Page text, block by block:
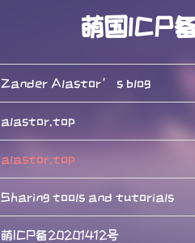
萌国ICP
Zander Alastor’ s blog
alastor.top
alastor.top
Sharing tools and tutorials
萌ICP备20201412号